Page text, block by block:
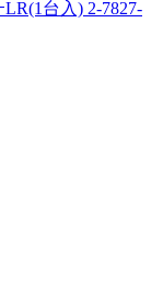
台入) 2-7827-